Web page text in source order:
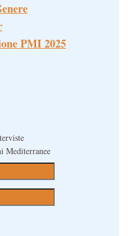
PMI 2025
Mediterranee